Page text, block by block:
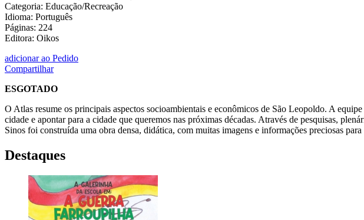
Categoria: Educação/Recreação
Idioma: Português
Páginas: 224
Editora: Oikos
adicionar ao Pedido
Compartilhar
ESGOTADO
O Atlas resume os principais aspectos socioambientais e econômicos de São Leopoldo. A
cidade e apontar para a cidade que queremos nas próximas décadas. Através de pesquisas,
Sinos foi construída uma obra densa, didática, com muitas imagens e informações preciosas
Destaques